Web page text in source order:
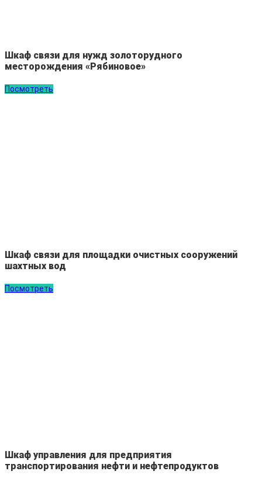
Шкаф связи для нужд золоторудного
месторождения «Рябиновое»
Посмотреть
Шкаф связи для площадки очистных сооружений
шахтных вод
Посмотреть
Шкаф управления для предприятия
транспортирования нефти и нефтепродуктов